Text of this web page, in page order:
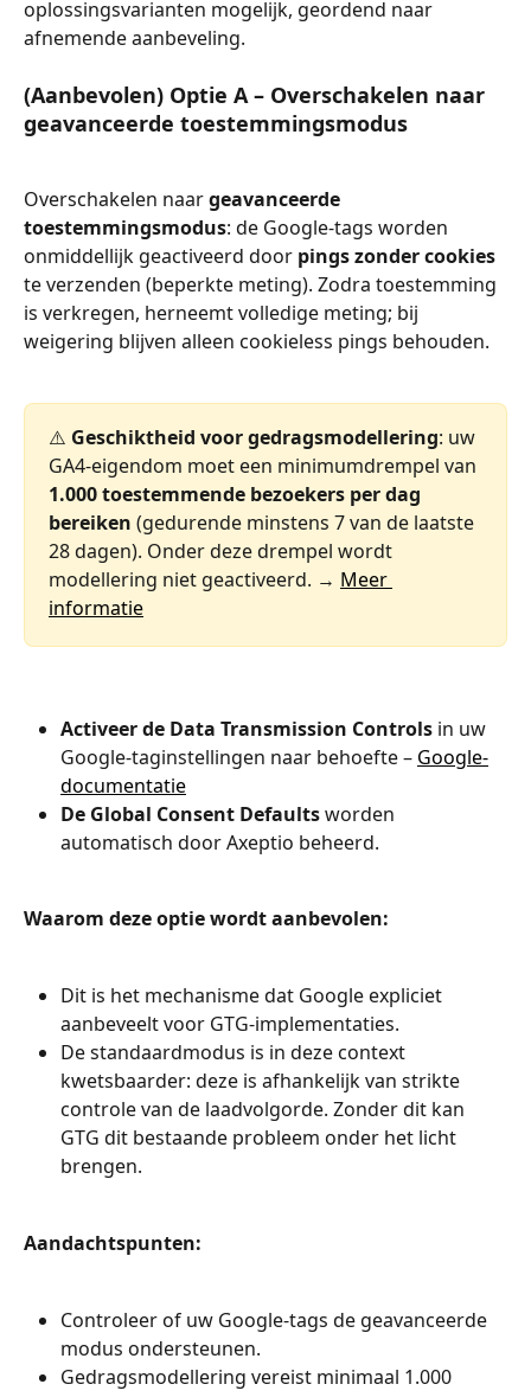
oplossingsvarianten mogelijk, geordend naar
afnemende aanbeveling.
(Aanbevolen) Optie A – Overschakelen naar
geavanceerde toestemmingsmodus
Overschakelen naar geavanceerde
toestemmingsmodus: de Google-tags worden
onmiddellijk geactiveerd door pings zonder cookies
te verzenden (beperkte meting). Zodra toestemming
is verkregen, herneemt volledige meting; bij
weigering blijven alleen cookieless pings behouden.
⚠️ Geschiktheid voor gedragsmodellering: uw
GA4-eigendom moet een minimumdrempel van
1.000 toestemmende bezoekers per dag
bereiken (gedurende minstens 7 van de laatste
28 dagen). Onder deze drempel wordt
modellering niet geactiveerd. → Meer
informatie
Activeer de Data Transmission Controls in uw
Google-taginstellingen naar behoefte – Google-
documentatie
De Global Consent Defaults worden
automatisch door Axeptio beheerd.
Waarom deze optie wordt aanbevolen:
Dit is het mechanisme dat Google expliciet
aanbeveelt voor GTG-implementaties.
De standaardmodus is in deze context
kwetsbaarder: deze is afhankelijk van strikte
controle van de laadvolgorde. Zonder dit kan
GTG dit bestaande probleem onder het licht
brengen.
Aandachtspunten:
Controleer of uw Google-tags de geavanceerde
modus ondersteunen.
Gedragsmodellering vereist minimaal 1.000